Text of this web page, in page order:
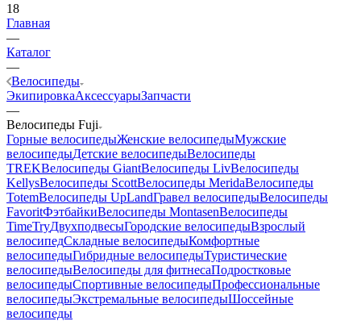
18
Главная
—
Каталог
—
Велосипеды
ЭкипировкаАксессуарыЗапчасти
—
Велосипеды Fuji
Горные велосипедыЖенские велосипедыМужские
велосипедыДетские велосипедыВелосипеды
TREKВелосипеды GiantВелосипеды LivВелосипеды
KellysВелосипеды ScottВелосипеды MeridaВелосипеды
TotemВелосипеды UpLandГравел велосипедыВелосипеды
FavoritФэтбайкиВелосипеды MontasenВелосипеды
TimeTryДвухподвесыГородские велосипедыВзрослый
велосипедСкладные велосипедыКомфортные
велосипедыГибридные велосипедыТуристические
велосипедыВелосипеды для фитнесаПодростковые
велосипедыСпортивные велосипедыПрофессиональные
велосипедыЭкстремальные велосипедыШоссейные
велосипеды